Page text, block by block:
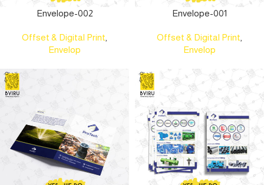
Envelope-001
Offset & Digital Print
Envelop
Envelope-002
Offset & Digital Print
Envelop